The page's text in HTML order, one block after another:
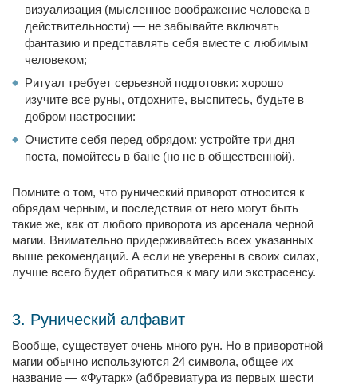
визуализация (мысленное воображение человека в
действительности) — не забывайте включать
фантазию и представлять себя вместе с любимым
человеком;
Ритуал требует серьезной подготовки: хорошо
изучите все руны, отдохните, выспитесь, будьте в
добром настроении:
Очистите себя перед обрядом: устройте три дня
поста, помойтесь в бане (но не в общественной).
Помните о том, что рунический приворот относится к
обрядам черным, и последствия от него могут быть
такие же, как от любого приворота из арсенала черной
магии. Внимательно придерживайтесь всех указанных
выше рекомендаций. А если не уверены в своих силах,
лучше всего будет обратиться к магу или экстрасенсу.
3. Рунический алфавит
Вообще, существует очень много рун. Но в приворотной
магии обычно используются 24 символа, общее их
название — «Футарк» (аббревиатура из первых шести